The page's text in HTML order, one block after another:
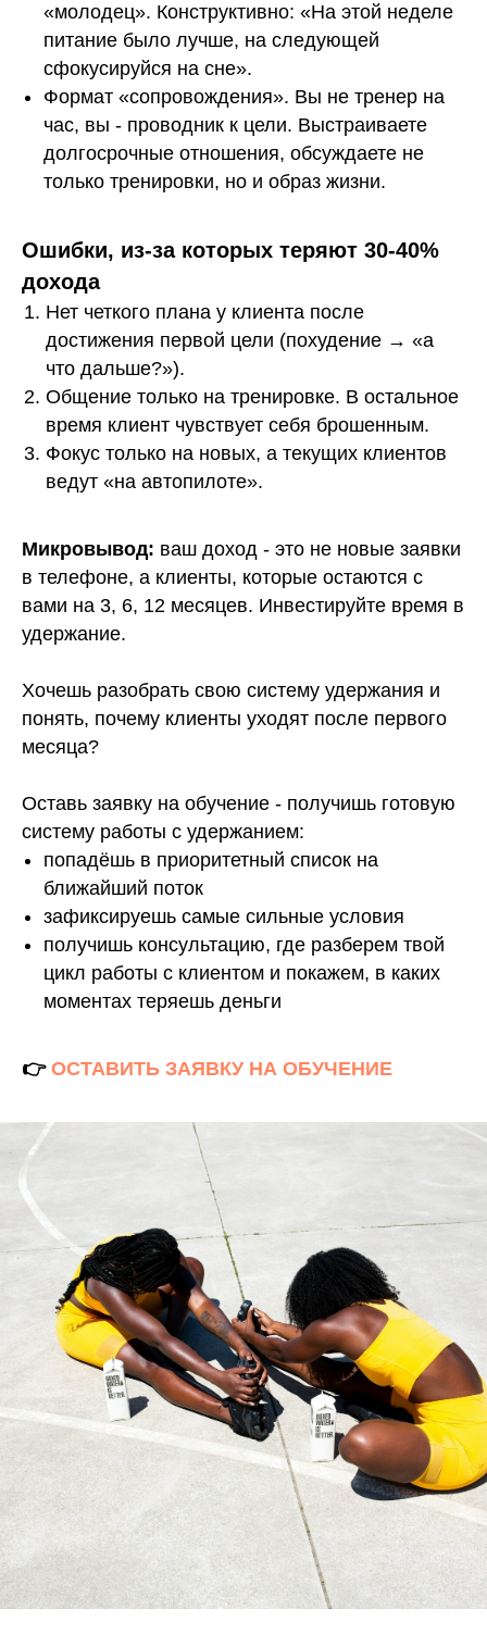
«молодец». Конструктивно: «На этой неделе
питание было лучше, на следующей
сфокусируйся на сне».
Формат «сопровождения». Вы не тренер на
час, вы - проводник к цели. Выстраиваете
долгосрочные отношения, обсуждаете не
только тренировки, но и образ жизни.
Ошибки, из-за которых теряют 30-40%
дохода
Нет четкого плана у клиента после
достижения первой цели (похудение → «а
что дальше?»).
Общение только на тренировке. В остальное
время клиент чувствует себя брошенным.
Фокус только на новых, а текущих клиентов
ведут «на автопилоте».
Микровывод: ваш доход - это не новые заявки
в телефоне, а клиенты, которые остаются с
вами на 3, 6, 12 месяцев. Инвестируйте время в
удержание.
Хочешь разобрать свою систему удержания и
понять, почему клиенты уходят после первого
месяца?
Оставь заявку на обучение - получишь готовую
систему работы с удержанием:
попадёшь в приоритетный список на
ближайший поток
зафиксируешь самые сильные условия
получишь консультацию, где разберем твой
цикл работы с клиентом и покажем, в каких
моментах теряешь деньги
👉 ОСТАВИТЬ ЗАЯВКУ НА ОБУЧЕНИЕ